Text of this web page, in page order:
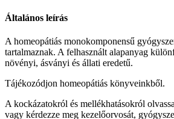
Általános leírás
A homeopátiás monokomponensű
tartalmaznak. A felhasznált alapanyag
növényi, ásványi és állati eredetű.
Tájékozódjon homeopátiás könyveinkből.
A kockázatokról és mellékhatásokról
vagy kérdezze meg kezelőorvosát,